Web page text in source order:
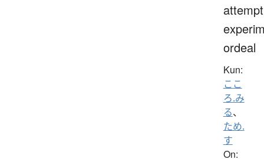
ordeal
Kun:
ここ
ろ.み
る、
ため.
す
On: